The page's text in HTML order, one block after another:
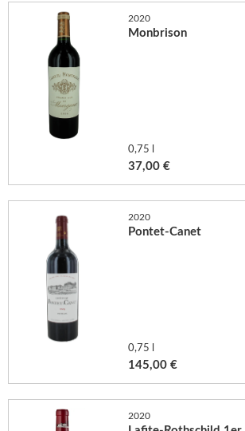
2020
Monbrison
0,75 l
37,00 €
2020
Pontet-Canet
0,75 l
145,00 €
2020